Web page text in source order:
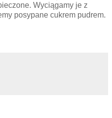
Wyciągamy je z
posypane cukrem pudrem.